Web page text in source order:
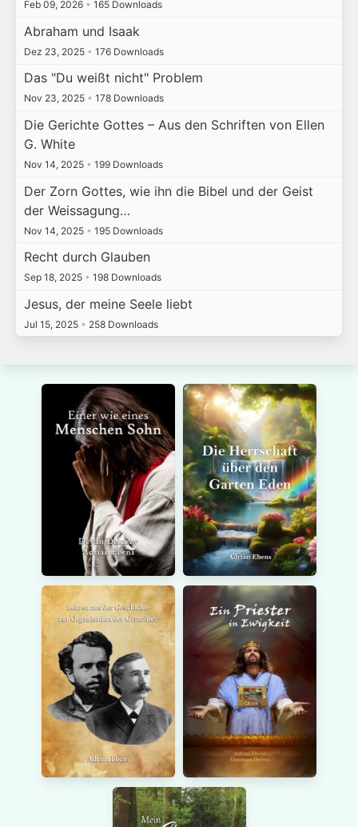
Feb 09, 2026 • 165 Downloads
Abraham und Isaak
Dez 23, 2025 • 176 Downloads
Das "Du weißt nicht" Problem
Nov 23, 2025 • 178 Downloads
Die Gerichte Gottes – Aus den Schriften von Ellen
G. White
Nov 14, 2025 • 199 Downloads
Der Zorn Gottes, wie ihn die Bibel und der Geist
der Weissagung…
Nov 14, 2025 • 195 Downloads
Recht durch Glauben
Sep 18, 2025 • 198 Downloads
Jesus, der meine Seele liebt
Jul 15, 2025 • 258 Downloads